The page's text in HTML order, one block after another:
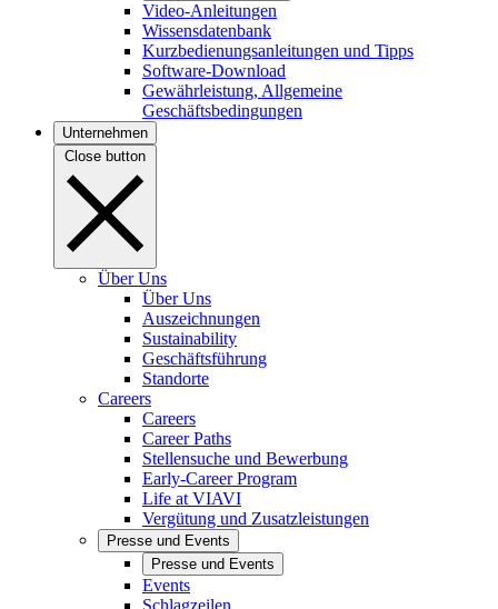
Video-Anleitungen
Wissensdatenbank
Kurzbedienungsanleitungen und Tipps
Software-Download
Gewährleistung, Allgemeine
Geschäftsbedingungen
Unternehmen
Close button
Über Uns
Über Uns
Auszeichnungen
Sustainability
Geschäftsführung
Standorte
Careers
Careers
Career Paths
Stellensuche und Bewerbung
Early-Career Program
Life at VIAVI
Vergütung und Zusatzleistungen
Presse und Events
Presse und Events
Events